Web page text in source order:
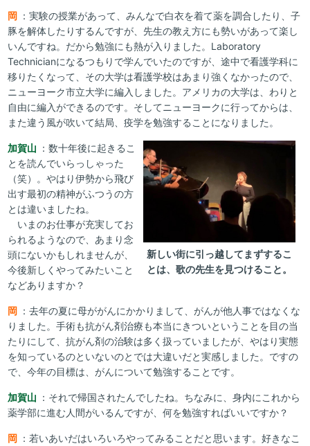
岡 ：実験の授業があって、みんなで白衣を着て薬を調合したり、子
豚を解体したりするんですが、先生の教え方にも勢いがあって楽し
いんですね。だから勉強にも熱が入りました。Laboratory
Technicianになるつもりで学んでいたのですが、途中で看護学科に
移りたくなって、その大学は看護学校はあまり強くなかったので、
ニューヨーク市立大学に編入しました。アメリカの大学は、わりと
自由に編入ができるのです。そしてニューヨークに行ってからは、
また違う風が吹いて結局、疫学を勉強することになりました。
新しい街に引っ越してまずするこ
とは、歌の先生を見つけること。
加賀山 ：数十年後に起きるこ
とを読んでいらっしゃった
（笑）。やはり伊勢から飛び
出す最初の精神がふつうの方
とは違いましたね。
いまのお仕事が充実してお
られるようなので、あまり念
頭にないかもしれませんが、
今後新しくやってみたいこと
などありますか？
岡 ：去年の夏に母ががんにかかりまして、がんが他人事ではなくな
りました。手術も抗がん剤治療も本当にきついということを目の当
たりにして、抗がん剤の治験は多く扱っていましたが、やはり実態
を知っているのといないのとでは大違いだと実感しました。ですの
で、今年の目標は、がんについて勉強することです。
加賀山 ：それで帰国されたんでしたね。ちなみに、身内にこれから
薬学部に進む人間がいるんですが、何を勉強すればいいですか？
岡 ：若いあいだはいろいろやってみることだと思います。好きなこ